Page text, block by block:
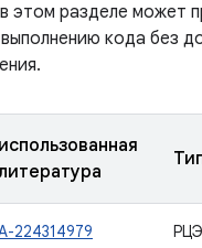
этом разделе может
кода без
использованная
224314979 РЦЭ